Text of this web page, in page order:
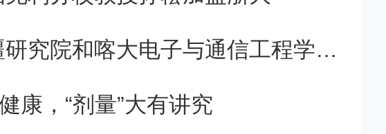
了很多名师，如著名教育家李瑞
鹤琴等曾先后在此主政；
知、吴贻芳，艺术大师徐悲鸿、
电科大新疆研究院和喀大电子与通信工程学院揭牌筹建
康，“剂量”大有讲究